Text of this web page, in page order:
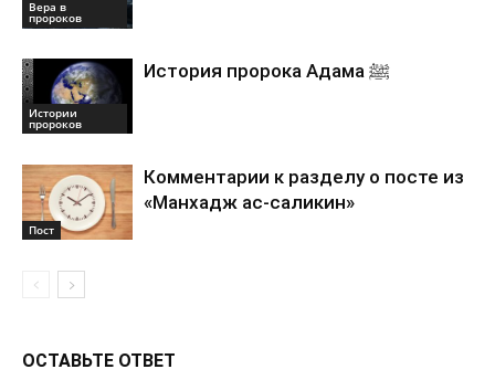
Вера в
пророков
Истории
пророков
История пророка Адама ﷺ
Пост
Комментарии к разделу о посте из
«Манхадж ас-саликин»
ОСТАВЬТЕ ОТВЕТ